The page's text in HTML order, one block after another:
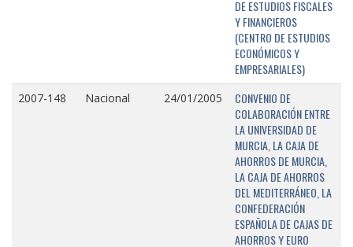
DE ESTUDIOS FISCALES
Y FINANCIEROS
(CENTRO DE ESTUDIOS
ECONÓMICOS Y
EMPRESARIALES)
2007-148 Nacional 24/01/2005
CONVENIO DE
COLABORACIÓN ENTRE
LA UNIVERSIDAD DE
MURCIA, LA CAJA DE
AHORROS DE MURCIA,
LA CAJA DE AHORROS
DEL MEDITERRÁNEO, LA
CONFEDERACIÓN
ESPAÑOLA DE CAJAS DE
AHORROS Y EURO